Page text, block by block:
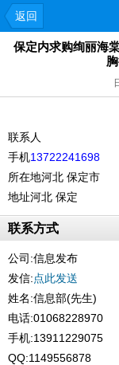
返回
保定内求购绚丽海
联系人
手机13722241698
所在地河北 保定市
地址河北 保定
联系方式
公司:信息发布
发信:点此发送
姓名:信息部(先生)
电话:01068228970
手机:13911229075
QQ:1149556878